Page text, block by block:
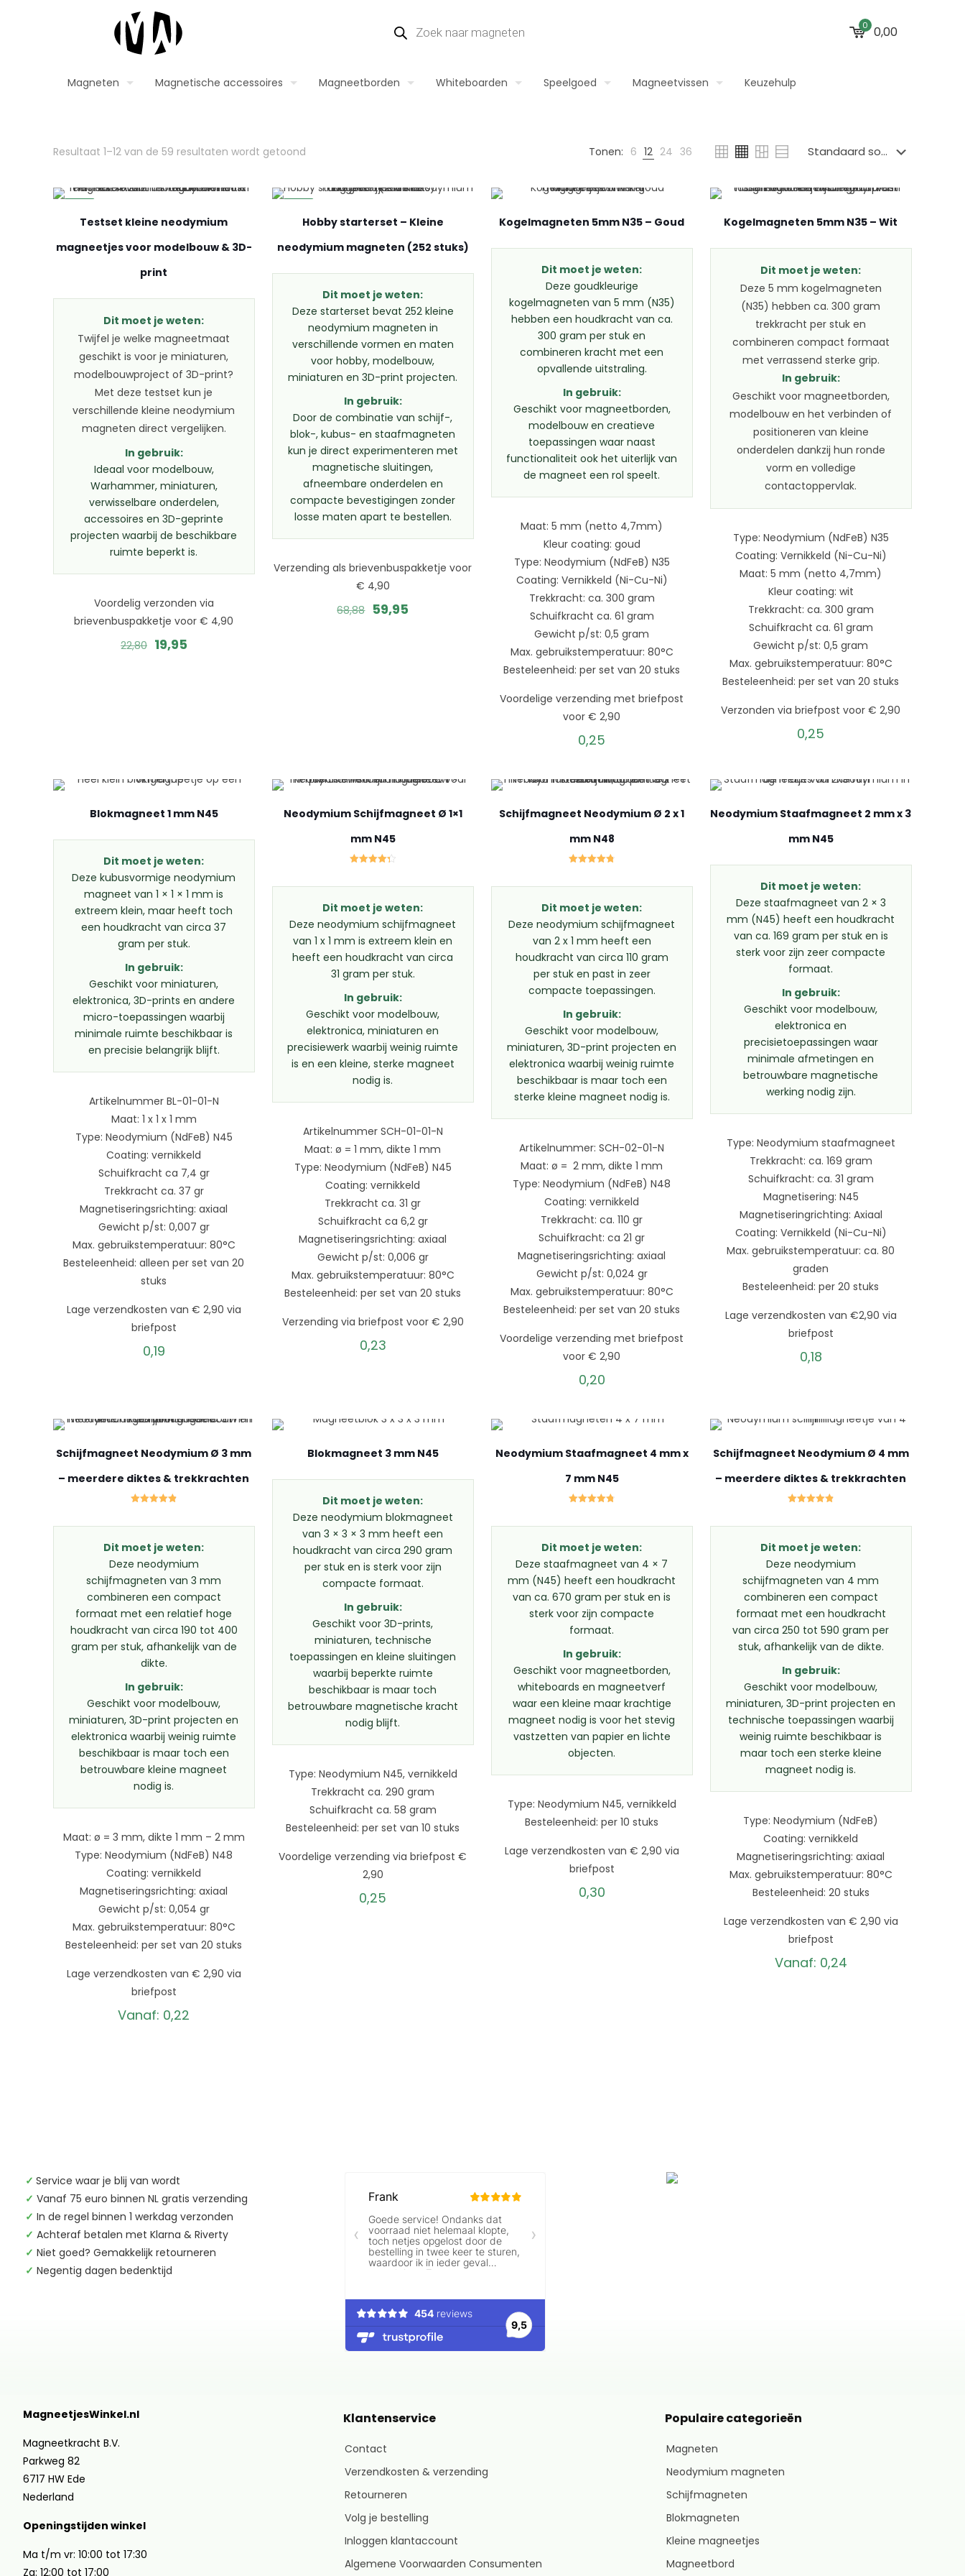
zoeken 0 0,00
Magneten Magnetische accessoires Magneetborden Whiteboarden Speelgoed Magneetvissen Keuzehulp
Resultaat 1–12 van de 59 resultaten wordt getoond Tonen: 6 12 24 36
Testset kleine neodymium
magneetjes voor modelbouw & 3D-
print
Dit moet je weten:
Twijfel je welke magneetmaat
geschikt is voor je miniaturen,
modelbouwproject of 3D-print?
Met deze testset kun je
verschillende kleine neodymium
magneten direct vergelijken.
In gebruik:
Ideaal voor modelbouw,
Warhammer, miniaturen,
verwisselbare onderdelen,
accessoires en 3D-geprinte
projecten waarbij de beschikbare
ruimte beperkt is.
Voordelig verzonden via
brievenbuspakketje voor € 4,90
22,80 Oorspronkelijke
19,95Huidige
Hobby starterset – Kleine
neodymium magneten (252 stuks)
Dit moet je weten:
Deze starterset bevat 252 kleine
neodymium magneten in
verschillende vormen en maten
voor hobby, modelbouw,
miniaturen en 3D-print projecten.
In gebruik:
Door de combinatie van schijf-,
blok-, kubus- en staafmagneten
kun je direct experimenteren met
magnetische sluitingen,
afneembare onderdelen en
compacte bevestigingen zonder
losse maten apart te bestellen.
Verzending als brievenbuspakketje voor
€ 4,90
68,88 Oorspronkelijke
59,95
Kogelmagneten 5mm N35 – Goud
Dit moet je weten:
Deze goudkleurige
kogelmagneten van 5 mm (N35)
hebben een houdkracht van ca.
300 gram per stuk en
combineren kracht met een
opvallende uitstraling.
In gebruik:
Geschikt voor magneetborden,
modelbouw en creatieve
toepassingen waar naast
functionaliteit ook het uiterlijk van
de magneet een rol speelt.
Maat: 5 mm (netto 4,7mm)
Kleur coating: goud
Type: Neodymium (NdFeB) N35
Coating: Vernikkeld (Ni-Cu-Ni)
Trekkracht: ca. 300 gram
Schuifkracht ca. 61 gram
Gewicht p/st: 0,5 gram
Max. gebruikstemperatuur: 80°C
Besteleenheid: per set van 20 stuks
Voordelige verzending met briefpost
voor € 2,90
0,25
Kogelmagneten 5mm N35 – Wit
Dit moet je weten:
Deze 5 mm kogelmagneten
(N35) hebben ca. 300 gram
trekkracht per stuk en
combineren compact formaat
met verrassend sterke grip.
In gebruik:
Geschikt voor magneetborden,
modelbouw en het verbinden of
positioneren van kleine
onderdelen dankzij hun ronde
vorm en volledige
contactoppervlak.
Type: Neodymium (NdFeB) N35
Coating: Vernikkeld (Ni-Cu-Ni)
Maat: 5 mm (netto 4,7mm)
Kleur coating: wit
Trekkracht: ca. 300 gram
Schuifkracht ca. 61 gram
Gewicht p/st: 0,5 gram
Max. gebruikstemperatuur: 80°C
Besteleenheid: per set van 20 stuks
Verzonden via briefpost voor € 2,90
0,25
Blokmagneet 1 mm N45
Dit moet je weten:
Deze kubusvormige neodymium
magneet van 1 × 1 × 1 mm is
extreem klein, maar heeft toch
een houdkracht van circa 37
gram per stuk.
In gebruik:
Geschikt voor miniaturen,
elektronica, 3D-prints en andere
micro-toepassingen waarbij
minimale ruimte beschikbaar is
en precisie belangrijk blijft.
Artikelnummer BL-01-01-N
Maat: 1 x 1 x 1 mm
Type: Neodymium (NdFeB) N45
Coating: vernikkeld
Schuifkracht ca 7,4 gr
Trekkracht ca. 37 gr
Magnetiseringsrichting: axiaal
Gewicht p/st: 0,007 gr
Max. gebruikstemperatuur: 80°C
Besteleenheid: alleen per set van 20
stuks
Lage verzendkosten van € 2,90 via
briefpost
0,19
Neodymium Schijfmagneet Ø 1×1
mm N45
uit 5
Dit moet je weten:
Deze neodymium schijfmagneet
van 1 x 1 mm is extreem klein en
heeft een houdkracht van circa
31 gram per stuk.
In gebruik:
Geschikt voor modelbouw,
elektronica, miniaturen en
precisiewerk waarbij weinig ruimte
is en een kleine, sterke magneet
nodig is.
Artikelnummer SCH-01-01-N
Maat: ø = 1 mm, dikte 1 mm
Type: Neodymium (NdFeB) N45
Coating: vernikkeld
Trekkracht ca. 31 gr
Schuifkracht ca 6,2 gr
Magnetiseringsrichting: axiaal
Gewicht p/st: 0,006 gr
Max. gebruikstemperatuur: 80°C
Besteleenheid: per set van 20 stuks
Verzending via briefpost voor € 2,90
0,23
Schijfmagneet Neodymium Ø 2 x 1
mm N48
uit 5
Dit moet je weten:
Deze neodymium schijfmagneet
van 2 x 1 mm heeft een
houdkracht van circa 110 gram
per stuk en past in zeer
compacte toepassingen.
In gebruik:
Geschikt voor modelbouw,
miniaturen, 3D-print projecten en
elektronica waarbij weinig ruimte
beschikbaar is maar toch een
sterke kleine magneet nodig is.
Artikelnummer: SCH-02-01-N
Maat: ø = 2 mm, dikte 1 mm
Type: Neodymium (NdFeB) N48
Coating: vernikkeld
Trekkracht: ca. 110 gr
Schuifkracht: ca 21 gr
Magnetiseringsrichting: axiaal
Gewicht p/st: 0,024 gr
Max. gebruikstemperatuur: 80°C
Besteleenheid: per set van 20 stuks
Voordelige verzending met briefpost
voor € 2,90
0,20
Neodymium Staafmagneet 2 mm x 3
mm N45
Dit moet je weten:
Deze staafmagneet van 2 × 3
mm (N45) heeft een houdkracht
van ca. 169 gram per stuk en is
sterk voor zijn zeer compacte
formaat.
In gebruik:
Geschikt voor modelbouw,
elektronica en
precisietoepassingen waar
minimale afmetingen en
betrouwbare magnetische
werking nodig zijn.
Type: Neodymium staafmagneet
Trekkracht: ca. 169 gram
Schuifkracht: ca. 31 gram
Magnetisering: N45
Magnetiseringrichting: Axiaal
Coating: Vernikkeld (Ni-Cu-Ni)
Max. gebruikstemperatuur: ca. 80
graden
Besteleenheid: per 20 stuks
Lage verzendkosten van €2,90 via
briefpost
0,18
Schijfmagneet Neodymium Ø 3 mm
– meerdere diktes & trekkrachten
uit 5
Dit moet je weten:
Deze neodymium
schijfmagneten van 3 mm
combineren een compact
formaat met een relatief hoge
houdkracht van circa 190 tot 400
gram per stuk, afhankelijk van de
dikte.
In gebruik:
Geschikt voor modelbouw,
miniaturen, 3D-print projecten en
elektronica waarbij weinig ruimte
beschikbaar is maar toch een
betrouwbare kleine magneet
nodig is.
Maat: ø = 3 mm, dikte 1 mm – 2 mm
Type: Neodymium (NdFeB) N48
Coating: vernikkeld
Magnetiseringsrichting: axiaal
Gewicht p/st: 0,054 gr
Max. gebruikstemperatuur: 80°C
Besteleenheid: per set van 20 stuks
Lage verzendkosten van € 2,90 via
briefpost
Vanaf: 0,22
Blokmagneet 3 mm N45
Dit moet je weten:
Deze neodymium blokmagneet
van 3 × 3 × 3 mm heeft een
houdkracht van circa 290 gram
per stuk en is sterk voor zijn
compacte formaat.
In gebruik:
Geschikt voor 3D-prints,
miniaturen, technische
toepassingen en kleine sluitingen
waarbij beperkte ruimte
beschikbaar is maar toch
betrouwbare magnetische kracht
nodig blijft.
Type: Neodymium N45, vernikkeld
Trekkracht ca. 290 gram
Schuifkracht ca. 58 gram
Besteleenheid: per set van 10 stuks
Voordelige verzending via briefpost €
2,90
0,25
Neodymium Staafmagneet 4 mm x
7 mm N45
uit 5
Dit moet je weten:
Deze staafmagneet van 4 × 7
mm (N45) heeft een houdkracht
van ca. 670 gram per stuk en is
sterk voor zijn compacte
formaat.
In gebruik:
Geschikt voor magneetborden,
whiteboards en magneetverf
waar een kleine maar krachtige
magneet nodig is voor het stevig
vastzetten van papier en lichte
objecten.
Type: Neodymium N45, vernikkeld
Besteleenheid: per 10 stuks
Lage verzendkosten van € 2,90 via
briefpost
0,30
Schijfmagneet Neodymium Ø 4 mm
– meerdere diktes & trekkrachten
uit 5
Dit moet je weten:
Deze neodymium
schijfmagneten van 4 mm
combineren een compact
formaat met een houdkracht
van circa 250 tot 590 gram per
stuk, afhankelijk van de dikte.
In gebruik:
Geschikt voor modelbouw,
miniaturen, 3D-print projecten en
technische toepassingen waarbij
weinig ruimte beschikbaar is
maar toch een sterke kleine
magneet nodig is.
Type: Neodymium (NdFeB)
Coating: vernikkeld
Magnetiseringsrichting: axiaal
Max. gebruikstemperatuur: 80°C
Besteleenheid: 20 stuks
Lage verzendkosten van € 2,90 via
briefpost
Vanaf: 0,24
✓ Service waar je blij van wordt
✓ Vanaf 75 euro binnen NL gratis verzending
✓ In de regel binnen 1 werkdag verzonden
✓ Achteraf betalen met Klarna & Riverty
✓ Niet goed? Gemakkelijk retourneren
✓ Negentig dagen bedenktijd
MagneetjesWinkel.nl
Magneetkracht B.V.
Parkweg 82
6717 HW Ede
Nederland
Openingstijden winkel
Ma t/m vr: 10:00 tot 17:30
Za: 12:00 tot 17:00
Klantenservice
Contact
Verzendkosten & verzending
Retourneren
Volg je bestelling
Inloggen klantaccount
Algemene Voorwaarden Consumenten
Populaire categorieën
Magneten
Neodymium magneten
Schijfmagneten
Blokmagneten
Kleine magneetjes
Magneetbord